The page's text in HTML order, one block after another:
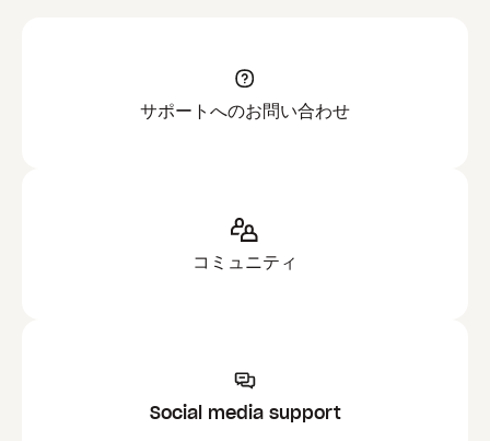
サポートへのお問い合わせ
コミュニティ
Social media support